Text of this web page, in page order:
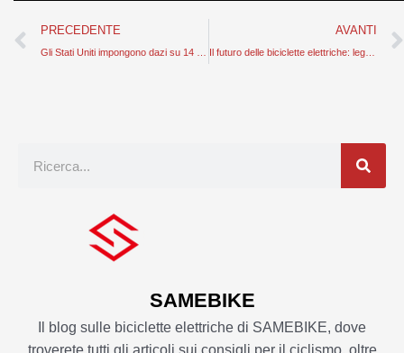
Prev
PRECEDENTE
Gli Stati Uniti impongono dazi su 14 categorie di beni: saranno colpite le esportazioni di biciclette elettriche?
AVANTI
Il futuro delle biciclette elettriche: leggere, portatili e veloci
SAMEBIKE
Il blog sulle biciclette elettriche di SAMEBIKE, dove